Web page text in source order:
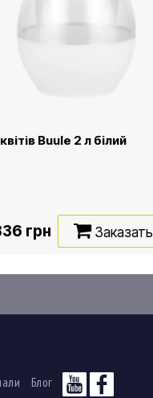
Buule 2 л білий
грн Заказать
Блог